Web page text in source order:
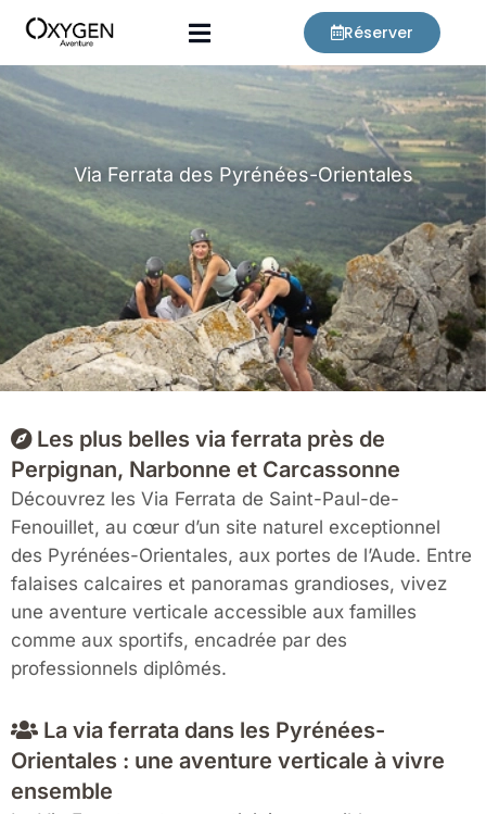
Aller
contenu
Réserver
Via Ferrata des Pyrénées-Orientales
Les plus belles via ferrata près de
Perpignan, Narbonne et Carcassonne
Découvrez les Via Ferrata de Saint-Paul-de-
Fenouillet, au cœur d’un site naturel exceptionnel
des Pyrénées-Orientales, aux portes de l’Aude. Entre
falaises calcaires et panoramas grandioses, vivez
une aventure verticale accessible aux familles
comme aux sportifs, encadrée par des
professionnels diplômés.
La via ferrata dans les Pyrénées-
Orientales : une aventure verticale à vivre
ensemble